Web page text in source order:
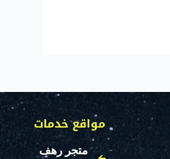
مواقع خدمات
متجر رهف